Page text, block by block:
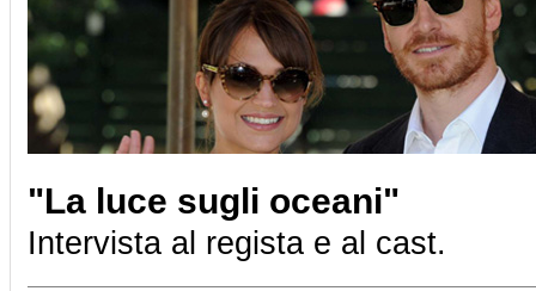
"La luce sugli oceani"
Intervista al regista e al cast.